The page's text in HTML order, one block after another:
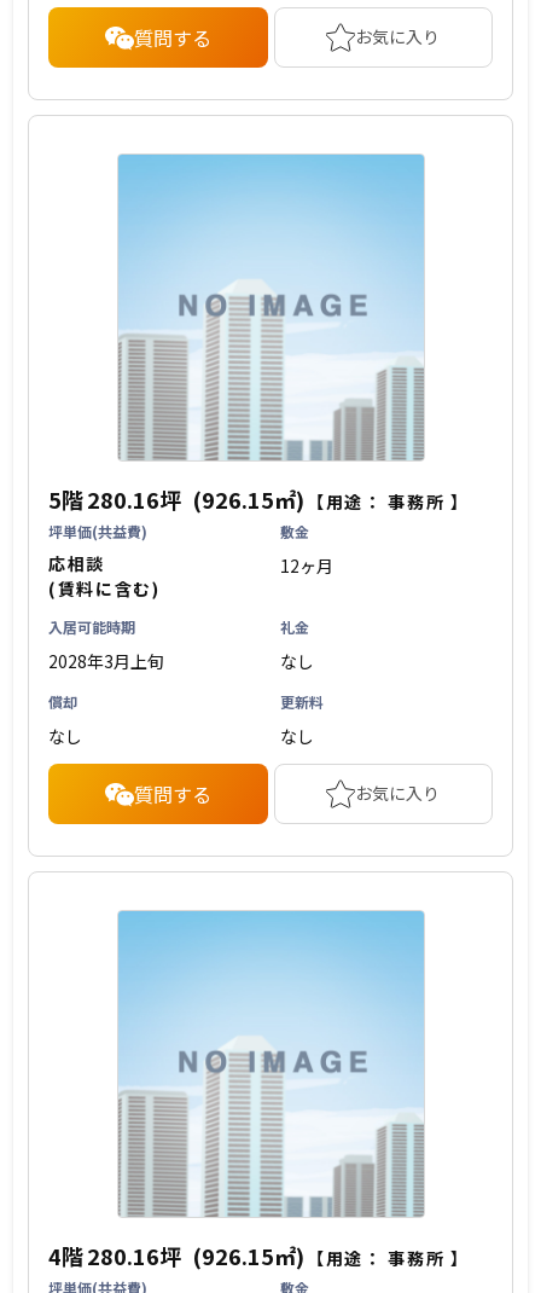
質問する お気に入り
5階280.16坪 (926.15㎡) 【用途：事務所 】
坪単価(共益費)
応相談
(賃料に含む)
敷金
12ヶ月
入居可能時期
2028年3月上旬
礼金
なし
償却
なし
更新料
なし
質問する お気に入り
4階280.16坪 (926.15㎡) 【用途：事務所 】
坪単価(共益費) 敷金